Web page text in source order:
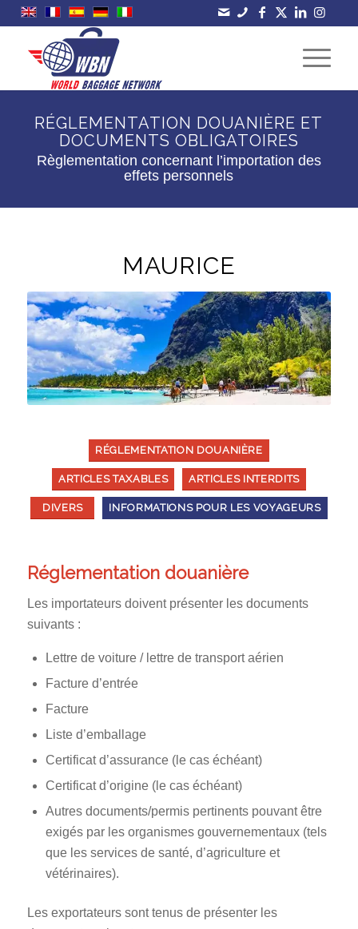
RÉGLEMENTATION DOUANIÈRE ET
DOCUMENTS OBLIGATOIRES
Règlementation concernant l’importation des
effets personnels
MAURICE
RÉGLEMENTATION DOUANIÈRE
ARTICLES TAXABLES ARTICLES INTERDITS
DIVERS INFORMATIONS POUR LES VOYAGEURS
Réglementation douanière
Les importateurs doivent présenter les documents
suivants :
Lettre de voiture / lettre de transport aérien
Facture d’entrée
Facture
Liste d’emballage
Certificat d’assurance (le cas échéant)
Certificat d’origine (le cas échéant)
Autres documents/permis pertinents pouvant être
exigés par les organismes gouvernementaux (tels
que les services de santé, d’agriculture et
vétérinaires).
Les exportateurs sont tenus de présenter les